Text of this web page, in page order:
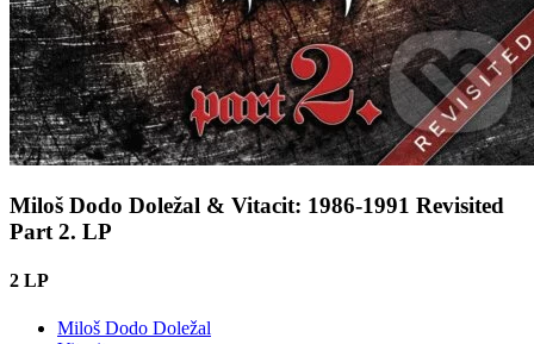
Miloš Dodo Doležal & Vitacit: 1986-1991 Revisited
Part 2. LP
2 LP
Miloš Dodo Doležal